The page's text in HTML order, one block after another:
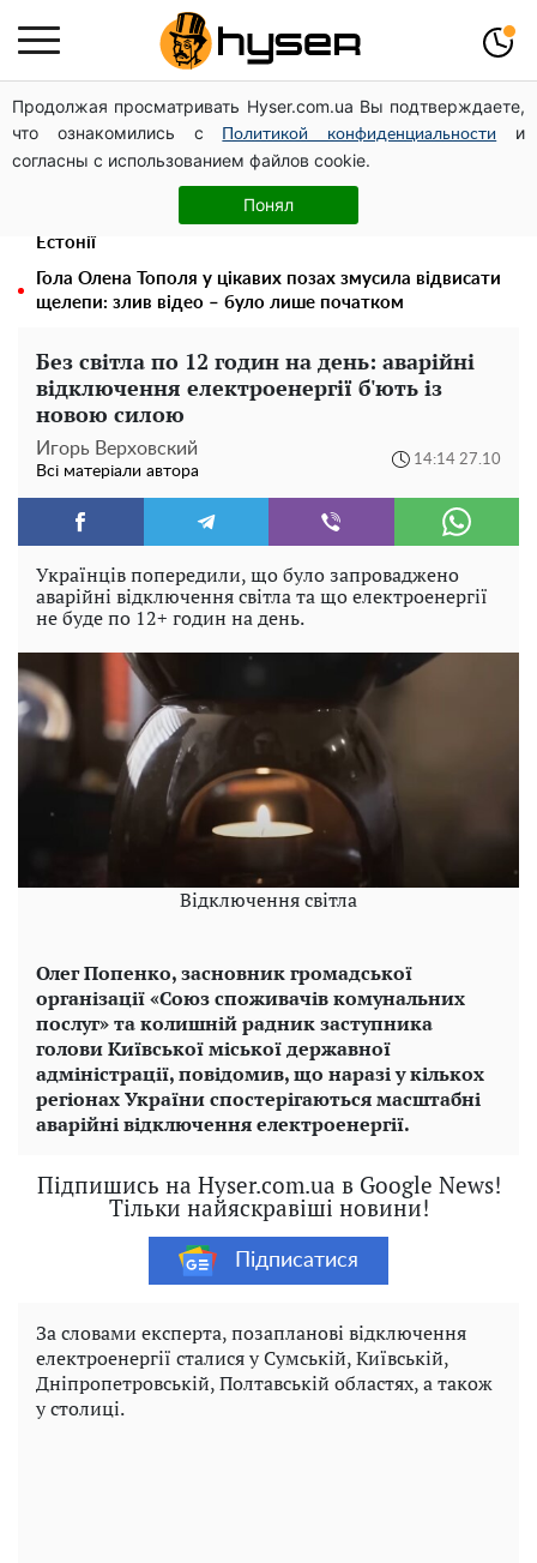
Продолжая просматривать Hyser.com.ua Вы подтверждаете,
что ознакомились с
Политикой конфиденциальности
и
согласны с использованием файлов cookie.
Понял
Українська авіатранспортна асоціація звернулася до
Мінфіну із закликом уніфікувати оподаткування
авіалізингу
Дрони із націнкою: Олександр Конотопський вивів
мільйони оборонного бюджету через фіктивну фірму в
Естонії
Гола Олена Тополя у цікавих позах змусила відвисати
щелепи: злив відео – було лише початком
Без світла по 12 годин на день: аварійні
відключення електроенергії б'ють із
новою силою
Игорь Верховский
Всі матеріали автора
14:14 27.10
Українців попередили, що було запроваджено
аварійні відключення світла та що електроенергії
не буде по 12+ годин на день.
Відключення світла
Олег Попенко, засновник громадської
організації «Союз споживачів комунальних
послуг» та колишній радник заступника
голови Київської міської державної
адміністрації, повідомив, що наразі у кількох
регіонах України спостерігаються масштабні
аварійні відключення електроенергії.
Підпишись на Hyser.com.ua в Google News!
Тільки найяскравіші новини!
Підписатися
За словами експерта, позапланові відключення
електроенергії сталися у Сумській, Київській,
Дніпропетровській, Полтавській областях, а також
у столиці.